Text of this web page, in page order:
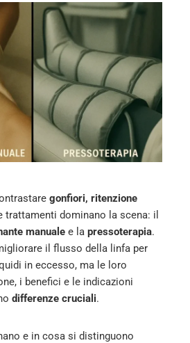
gonfiori, ritenzione
trattamenti dominano la scena: il
manuale e la pressoterapia.
il flusso della linfa per
in eccesso, ma le loro
i benefici e le indicazioni
differenze cruciali.
e in cosa si distinguono